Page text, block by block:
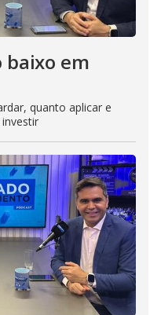
baixo em
quanto aplicar e